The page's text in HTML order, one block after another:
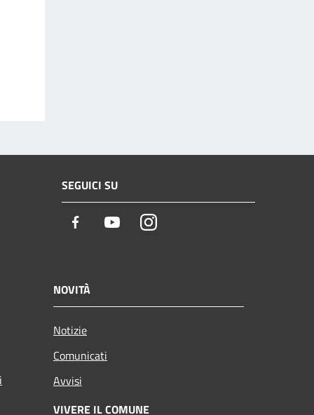
SEGUICI SU
Facebook YoutubeInstagram
NOVITÀ
Notizie
Comunicati
Avvisi
VIVERE IL COMUNE